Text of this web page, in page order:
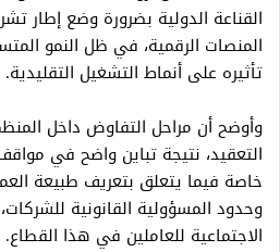
القناعة الدولية بضرورة وضع إطار
المنصات الرقمية، في ظل النمو
تأثيره على أنماط التشغيل التقليدية.
وأوضح أن مراحل التفاوض داخل
التعقيد، نتيجة تباين واضح في مواقف
خاصة فيما يتعلق بتعريف طبيعة
وحدود المسؤولية القانونية
الاجتماعية للعاملين في هذا القطاع.